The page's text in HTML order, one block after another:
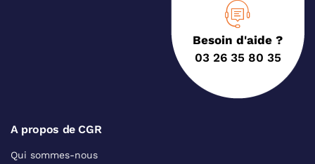
Besoin d'aide ?
03 26 35 80 35
A propos de CGR
Qui sommes-nous